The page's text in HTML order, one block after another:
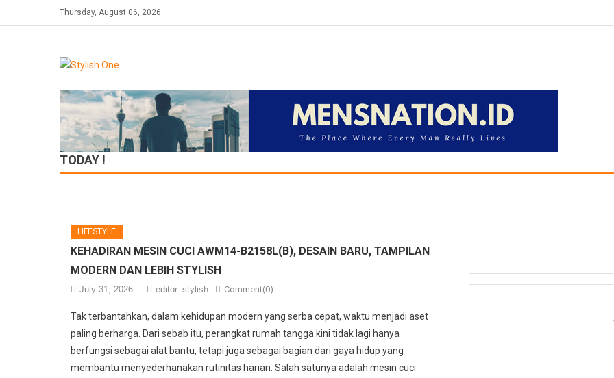
to
Thursday, August 06, 2026
TODAY !
LIFESTYLE
KEHADIRAN MESIN CUCI AWM14-B2158L(B), DESAIN BARU, TAMPILAN
MODERN DAN LEBIH STYLISH
July 31, 2026 editor_stylish Comment(0)
Tak terbantahkan, dalam kehidupan modern yang serba cepat, waktu menjadi aset
paling berharga. Dari sebab itu, perangkat rumah tangga kini tidak lagi hanya
berfungsi sebagai alat bantu, tetapi juga sebagai bagian dari gaya hidup yang
membantu menyederhanakan rutinitas harian. Salah satunya adalah mesin cuci